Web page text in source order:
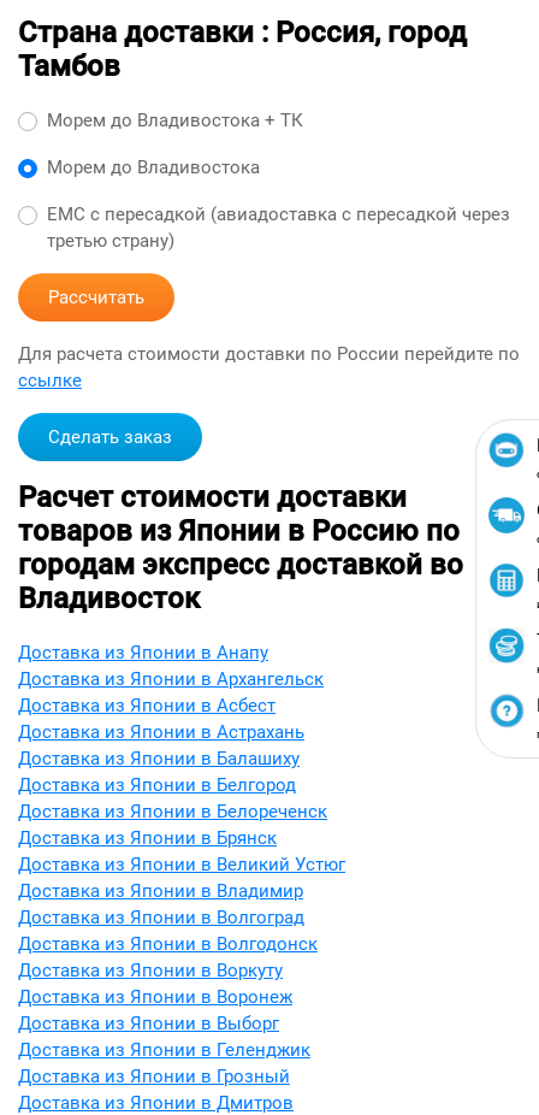
Страна доставки : Россия, город
Тамбов
Морем до Владивостока + ТК
Морем до Владивостока
ЕМС с пересадкой (авиадоставка с пересадкой через
третью страну)
Рассчитать
Для расчета стоимости доставки по России перейдите по
ссылке
Сделать заказ
Расчет стоимости доставки
товаров из Японии в Россию по
городам экспресс доставкой во
Владивосток
Доставка из Японии в Анапу
Доставка из Японии в Архангельск
Доставка из Японии в Асбест
Доставка из Японии в Астрахань
Доставка из Японии в Балашиху
Доставка из Японии в Белгород
Доставка из Японии в Белореченск
Доставка из Японии в Брянск
Доставка из Японии в Великий Устюг
Доставка из Японии в Владимир
Доставка из Японии в Волгоград
Доставка из Японии в Волгодонск
Доставка из Японии в Воркуту
Доставка из Японии в Воронеж
Доставка из Японии в Выборг
Доставка из Японии в Геленджик
Доставка из Японии в Грозный
Доставка из Японии в Дмитров